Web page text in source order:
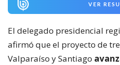
VER
El delegado presidencial
afirmó que el proyecto de
Valparaíso y Santiago